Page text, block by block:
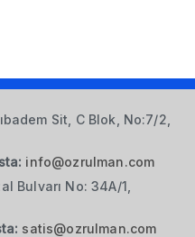
Sit, C Blok, No:7/2,
info@ozrulman.com
Bulvarı No: 34A/1,
satis@ozrulman.com